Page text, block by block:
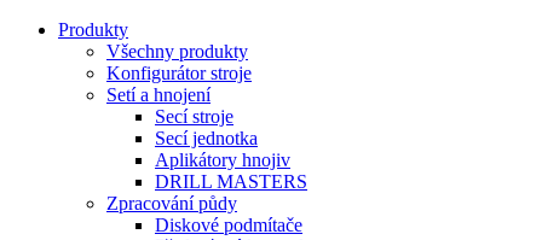
Produkty
Všechny produkty
Konfigurátor stroje
Setí a hnojení
Secí stroje
Secí jednotka
Aplikátory hnojiv
DRILL MASTERS
Zpracování půdy
Diskové podmítače